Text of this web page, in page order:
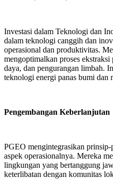
Investasi dalam Teknologi dan
dalam teknologi canggih dan
operasional dan produktivitas.
mengoptimalkan proses
daya, dan pengurangan limbah.
teknologi energi panas bumi dan
Pengembangan Keberlanjutan
PGEO mengintegrasikan
aspek operasionalnya. Mereka
lingkungan yang bertanggung
keterlibatan dengan komunitas